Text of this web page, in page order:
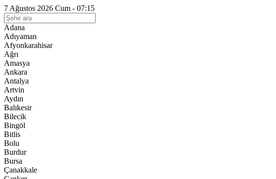
7 Ağustos 2026 Cum - 07:15
Adana
Adıyaman
Afyonkarahisar
Ağrı
Amasya
Ankara
Antalya
Artvin
Aydın
Balıkesir
Bilecik
Bingöl
Bitlis
Bolu
Burdur
Bursa
Çanakkale